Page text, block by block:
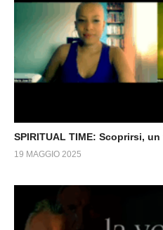
SPIRITUAL TIME: Scoprirsi,
19 MAGGIO 2025